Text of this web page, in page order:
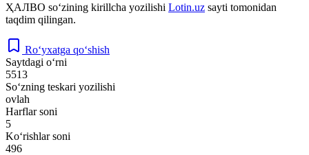
ҲАЛВО so‘zining kirillcha yozilishi Lotin.uz sayti tomonidan
taqdim qilingan.
Ro‘yxatga qo‘shish
Saytdagi o‘rni
5513
So‘zning teskari yozilishi
ovlah
Harflar soni
5
Ko‘rishlar soni
496